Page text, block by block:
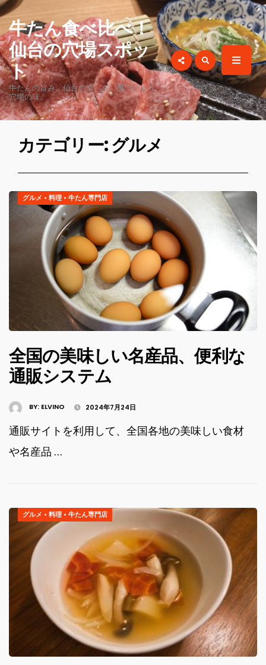
for:
牛たん食べ比べ！
仙台の穴場スポッ
ト
牛たんの旨み、仙台の楽しさ。見つけよう
穴場の味。
カテゴリー: グルメ
グルメ • 料理 • 牛たん専門店
全国の美味しい名産品、便利な
通販システム
BY: ELVINO 2024年7月24日
通販サイトを利用して、全国各地の美味しい食材
や名産品 …
グルメ • 料理 • 牛たん専門店